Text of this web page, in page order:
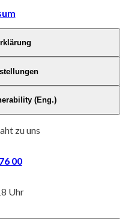
(Eng.)
zu uns
00
Uhr